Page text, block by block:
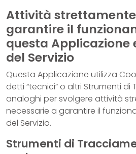
Attività strettamente
garantire il
questa Applicazione
del Servizio
Questa Applicazione utilizza
detti “tecnici” o altri Strumenti
analoghi per svolgere attività
necessarie a garantire il
del Servizio.
Strumenti di